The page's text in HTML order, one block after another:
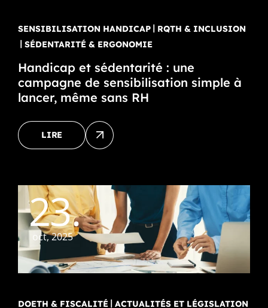
SENSIBILISATION HANDICAP
RQTH & INCLUSION
SÉDENTARITÉ & ERGONOMIE
Handicap et sédentarité : une
campagne de sensibilisation simple à
lancer, même sans RH
LIRE
23.
oct, 2025
DOETH & FISCALITÉ ACTUALITÉS ET LÉGISLATION